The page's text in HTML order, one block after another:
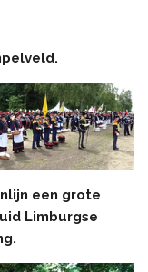
een grote
Limburgse